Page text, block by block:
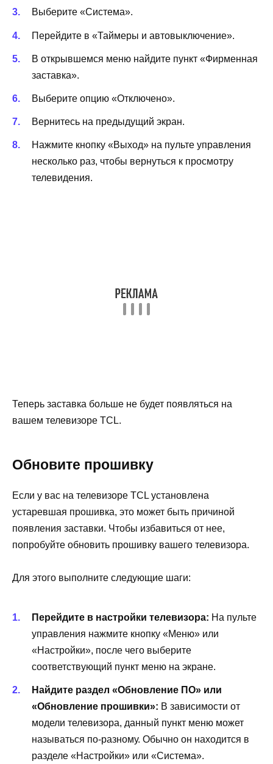
Выберите «Система».
Перейдите в «Таймеры и автовыключение».
В открывшемся меню найдите пункт «Фирменная
заставка».
Выберите опцию «Отключено».
Вернитесь на предыдущий экран.
Нажмите кнопку «Выход» на пульте управления
несколько раз, чтобы вернуться к просмотру
телевидения.
Теперь заставка больше не будет появляться на
вашем телевизоре TCL.
Обновите прошивку
Если у вас на телевизоре TCL установлена
устаревшая прошивка, это может быть причиной
появления заставки. Чтобы избавиться от нее,
попробуйте обновить прошивку вашего телевизора.
Для этого выполните следующие шаги:
Перейдите в настройки телевизора: На пульте
управления нажмите кнопку «Меню» или
«Настройки», после чего выберите
соответствующий пункт меню на экране.
Найдите раздел «Обновление ПО» или
«Обновление прошивки»: В зависимости от
модели телевизора, данный пункт меню может
называться по-разному. Обычно он находится в
разделе «Настройки» или «Система».